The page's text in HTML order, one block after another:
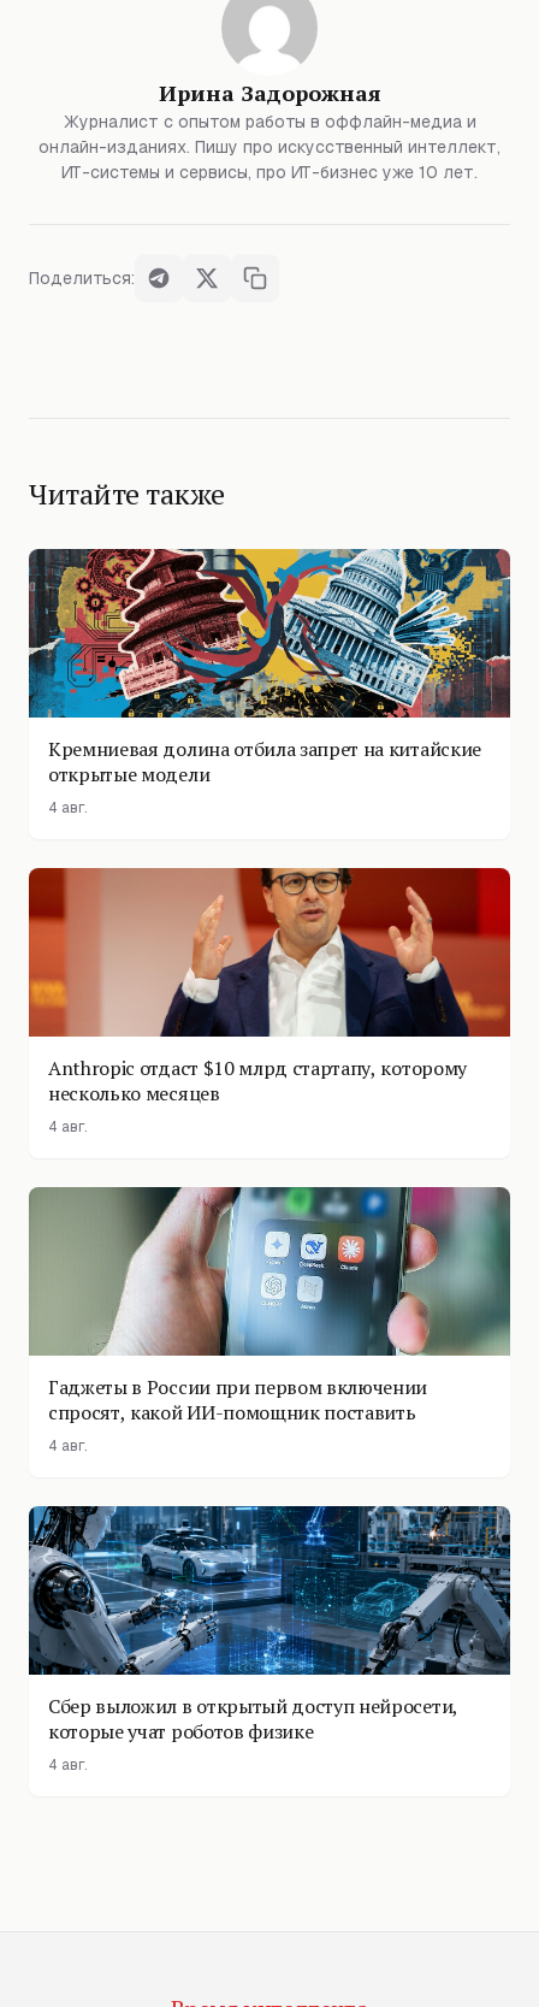
Ирина Задорожная
Журналист с опытом работы в оффлайн-медиа и
онлайн-изданиях. Пишу про искусственный интеллект,
ИТ-системы и сервисы, про ИТ-бизнес уже 10 лет.
Поделиться:
Читайте также
Кремниевая долина отбила запрет на китайские
открытые модели
4 авг.
Anthropic отдаст $10 млрд стартапу, которому
несколько месяцев
4 авг.
Гаджеты в России при первом включении
спросят, какой ИИ-помощник поставить
4 авг.
Сбер выложил в открытый доступ нейросети,
которые учат роботов физике
4 авг.